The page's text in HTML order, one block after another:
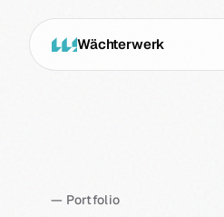
Wächterwerk
— Portfolio